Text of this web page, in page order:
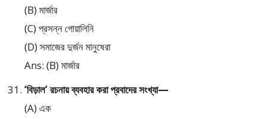
(B) মার্জার
(C) প্রসন্ন গোয়ালিনি
(D) সমাজের দুর্জন মানুষেরা
Ans: (B) মার্জার
‘বিড়াল’ রচনায় ব্যবহার করা প্রবাদের সংখ্যা—
(A) এক